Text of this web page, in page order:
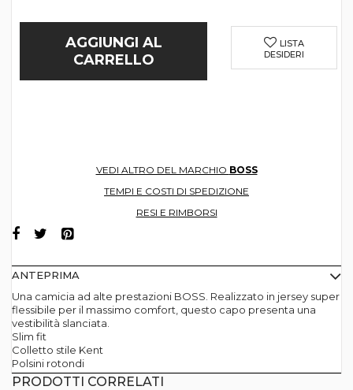
AGGIUNGI AL
CARRELLO
LISTA
DESIDERI
VEDI ALTRO DEL MARCHIO BOSS
TEMPI E COSTI DI SPEDIZIONE
RESI E RIMBORSI
ANTEPRIMA
Una camicia ad alte prestazioni BOSS. Realizzato in jersey super
flessibile per il massimo comfort, questo capo presenta una
vestibilità slanciata.
Slim fit
Colletto stile Kent
Polsini rotondi
PRODOTTI CORRELATI